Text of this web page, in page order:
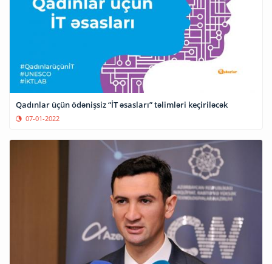
Qadınlar üçün ödənişsiz “İT əsasları” təlimləri keçiriləcək
07-01-2022